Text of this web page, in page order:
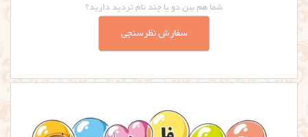
شما هم بین دو یا چند نام تردید دارید؟
سفارش نظرسنجی